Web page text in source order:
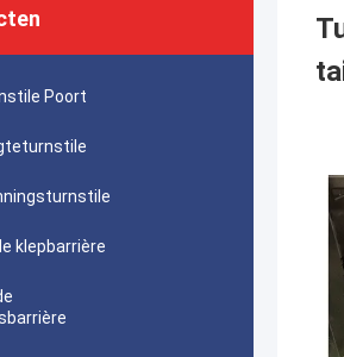
Poort
klepbarrière